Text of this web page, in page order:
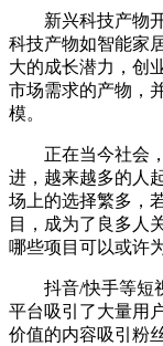
新兴科技产物开
科技产物如智能家
大的成长潜力，创
市场需求的产物，
模。
正在当今社会，
进，越来越多的人
场上的选择繁多，
目，成为了良多人
哪些项目可以或许
抖音/快手等短视
平台吸引了大量用
价值的内容吸引粉